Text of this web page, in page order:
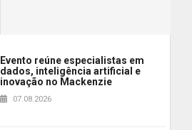
Evento reúne especialistas em
dados, inteligência artificial e
inovação no Mackenzie
07.08.2026